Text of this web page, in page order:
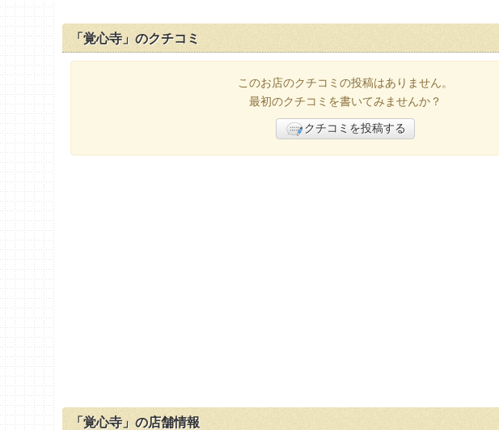
「覚心寺」のクチコミ
このお店のクチコミの投稿はありません。
最初のクチコミを書いてみませんか？
クチコミを投稿する
「覚心寺」の店舗情報